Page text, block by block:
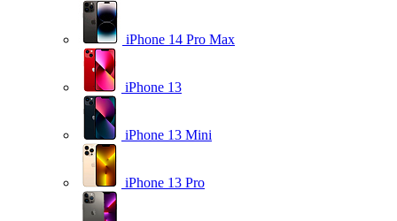
iPhone 14 Pro Max
iPhone 13
iPhone 13 Mini
iPhone 13 Pro